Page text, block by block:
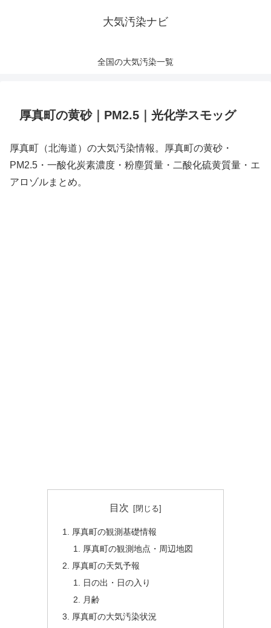
大気汚染ナビ
全国の大気汚染一覧
厚真町の黄砂｜PM2.5｜光化学スモッグ
厚真町（北海道）の大気汚染情報。厚真町の黄砂・
PM2.5・一酸化炭素濃度・粉塵質量・二酸化硫黄質量・エ
アロゾルまとめ。
目次
厚真町の観測基礎情報
厚真町の観測地点・周辺地図
厚真町の天気予報
日の出・日の入り
月齢
厚真町の大気汚染状況